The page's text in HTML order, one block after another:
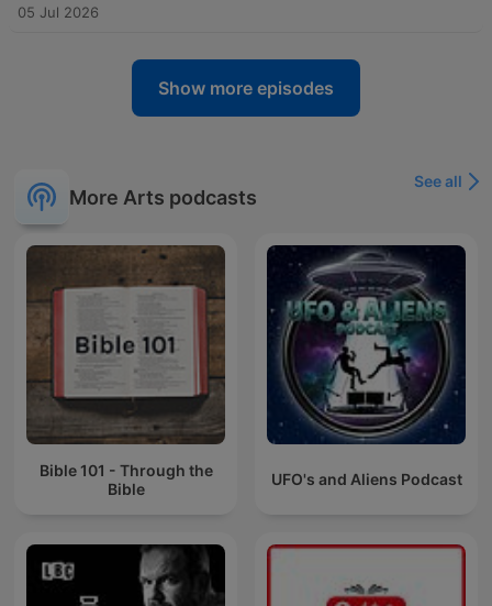
05 Jul 2026
Show more episodes
More Arts podcasts
See all
Bible 101 - Through the
Bible
UFO's and Aliens Podcast